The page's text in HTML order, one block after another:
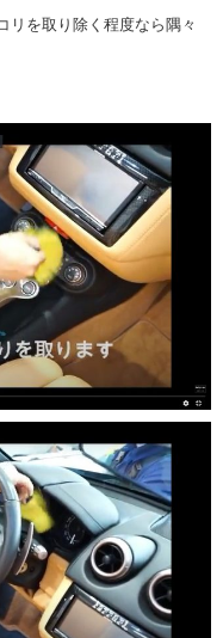
リを取り除く程度なら隅々